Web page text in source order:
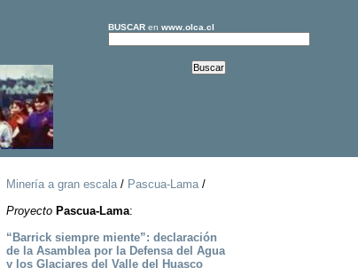
BUSCARen www.olca.cl
Minería a gran escala/ Pascua-Lama/
Proyecto Pascua-Lama:
“Barrick siempre miente”: declaración
de la Asamblea por la Defensa del Agua
y los Glaciares del Valle del Huasco